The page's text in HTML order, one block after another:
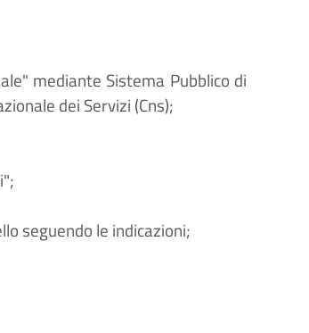
mediante Sistema Pubblico di
dei Servizi (Cns);
seguendo le indicazioni;